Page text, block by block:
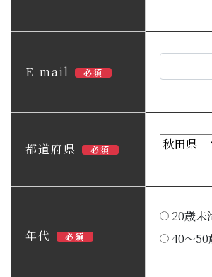
E-mail 必須
都道府県 必須
年代 必須
20歳未
40～50